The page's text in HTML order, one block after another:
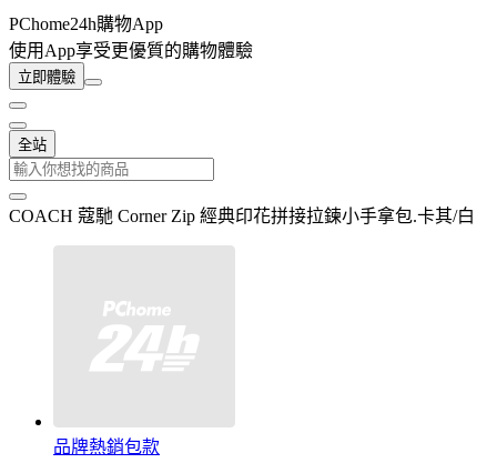
PChome24h購物App
使用App享受更優質的購物體驗
立即體驗
全站
COACH 蔻馳 Corner Zip 經典印花拼接拉鍊小手拿包.卡其/白
品牌熱銷包款